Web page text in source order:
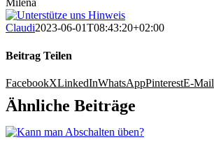
Milena
Claudi2023-06-01T08:43:20+02:00
Beitrag Teilen
FacebookXLinkedInWhatsAppPinterestE-Mail
Ähnliche Beiträge